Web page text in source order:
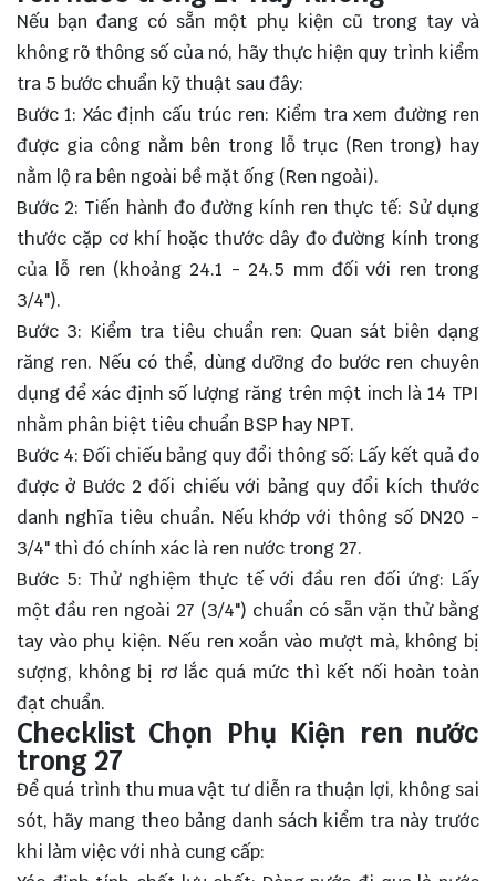
Nếu bạn đang có sẵn một phụ kiện cũ trong tay và
không rõ thông số của nó, hãy thực hiện quy trình kiểm
tra 5 bước chuẩn kỹ thuật sau đây:
Bước 1: Xác định cấu trúc ren: Kiểm tra xem đường ren
được gia công nằm bên trong lỗ trục (Ren trong) hay
nằm lộ ra bên ngoài bề mặt ống (Ren ngoài).
Bước 2: Tiến hành đo đường kính ren thực tế: Sử dụng
thước cặp cơ khí hoặc thước dây đo đường kính trong
của lỗ ren (khoảng 24.1 - 24.5 mm đối với ren trong
3/4").
Bước 3: Kiểm tra tiêu chuẩn ren: Quan sát biên dạng
răng ren. Nếu có thể, dùng dưỡng đo bước ren chuyên
dụng để xác định số lượng răng trên một inch là 14 TPI
nhằm phân biệt tiêu chuẩn BSP hay NPT.
Bước 4: Đối chiếu bảng quy đổi thông số: Lấy kết quả đo
được ở Bước 2 đối chiếu với bảng quy đổi kích thước
danh nghĩa tiêu chuẩn. Nếu khớp với thông số DN20 -
3/4" thì đó chính xác là ren nước trong 27.
Bước 5: Thử nghiệm thực tế với đầu ren đối ứng: Lấy
một đầu ren ngoài 27 (3/4") chuẩn có sẵn vặn thử bằng
tay vào phụ kiện. Nếu ren xoắn vào mượt mà, không bị
sượng, không bị rơ lắc quá mức thì kết nối hoàn toàn
đạt chuẩn.
Checklist Chọn Phụ Kiện ren nước
trong 27
Để quá trình thu mua vật tư diễn ra thuận lợi, không sai
sót, hãy mang theo bảng danh sách kiểm tra này trước
khi làm việc với nhà cung cấp: